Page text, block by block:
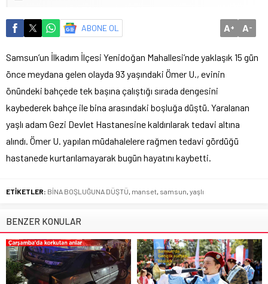
ABONE OL A+ A-
Samsun’un İlkadım İlçesi Yenidoğan Mahallesi’nde yaklaşık 15 gün
önce meydana gelen olayda 93 yaşındaki Ömer U., evinin
önündeki bahçede tek başına çalıştığı sırada dengesini
kaybederek bahçe ile bina arasındaki boşluğa düştü. Yaralanan
yaşlı adam Gezi Devlet Hastanesine kaldırılarak tedavi altına
alındı. Ömer U. yapılan müdahalelere rağmen tedavi gördüğü
hastanede kurtarılamayarak bugün hayatını kaybetti.
ETİKETLER: BİNA BOŞLUĞUNA DÜŞTÜ manset samsun yaşlı
BENZER KONULAR